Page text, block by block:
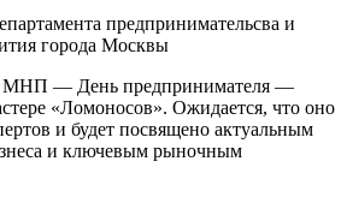
предпринимательсва и
города Москвы
МНП — День предпринимателя —
«Ломоносов». Ожидается, что оно
и будет посвящено актуальным
и ключевым рыночным